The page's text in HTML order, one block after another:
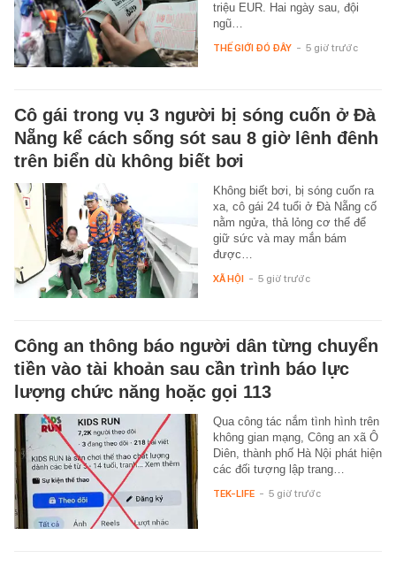
triệu EUR. Hai ngày sau, đội
ngũ…
THẾ GIỚI ĐÓ ĐÂY - 5 giờ trước
Cô gái trong vụ 3 người bị sóng cuốn ở Đà
Nẵng kể cách sống sót sau 8 giờ lênh đênh
trên biển dù không biết bơi
Không biết bơi, bị sóng cuốn ra
xa, cô gái 24 tuổi ở Đà Nẵng cố
nằm ngửa, thả lỏng cơ thể để
giữ sức và may mắn bám
được…
XÃ HỘI - 5 giờ trước
Công an thông báo người dân từng chuyển
tiền vào tài khoản sau cần trình báo lực
lượng chức năng hoặc gọi 113
Qua công tác nắm tình hình trên
không gian mạng, Công an xã Ô
Diên, thành phố Hà Nội phát hiện
các đối tượng lập trang…
TEK-LIFE - 5 giờ trước